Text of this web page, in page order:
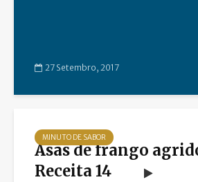
27 Setembro, 2017
MINUTO DE SABOR
Asas de frango
Receita 14